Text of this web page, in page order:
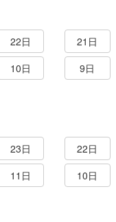
22日 21日
10日 9日
23日 22日
11日 10日